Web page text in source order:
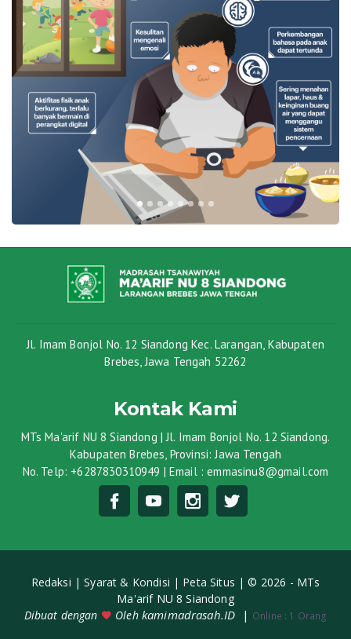
Jl. Imam Bonjol No. 12 Siandong Kec. Larangan, Kabupaten
Brebes, Jawa Tengah 52262
Kontak Kami
MTs Ma'arif NU 8 Siandong | Jl. Imam Bonjol No. 12 Siandong.
Kabupaten Brebes, Provinsi: Jawa Tengah
No. Telp: +6287830310949 | Email : emmasinu8@gmail.com
Redaksi |Syarat & Kondisi | Peta Situs |© 2026 - MTs
Ma'arif NU 8 Siandong
Dibuat dengan
Oleh kamimadrasah.ID | Online : 1 Orang